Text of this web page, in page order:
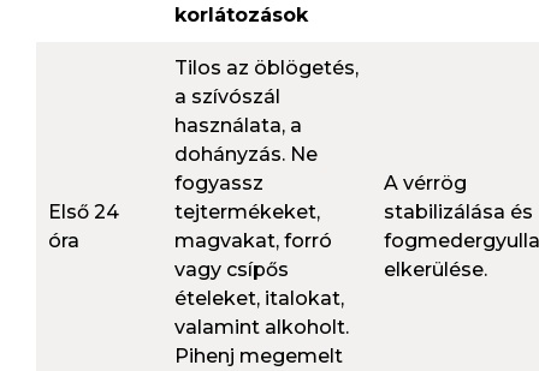
korlátozások
Első 24
óra
Tilos az öblögetés,
a szívószál
használata, a
dohányzás. Ne
fogyassz
tejtermékeket,
magvakat, forró
vagy csípős
ételeket, italokat,
valamint alkoholt.
Pihenj megemelt
A vérrög
stabilizálása és
elkerülése.